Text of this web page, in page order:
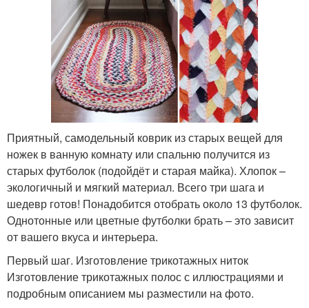
Приятный, самодельный коврик из старых вещей для
ножек в ванную комнату или спальню получится из
старых футболок (подойдёт и старая майка). Хлопок –
экологичный и мягкий материал. Всего три шага и
шедевр готов! Понадобится отобрать около 13 футболок.
Однотонные или цветные футболки брать – это зависит
от вашего вкуса и интерьера.
Первый шаг. Изготовление трикотажных ниток
Изготовление трикотажных полос с иллюстрациями и
подробным описанием мы разместили на фото.